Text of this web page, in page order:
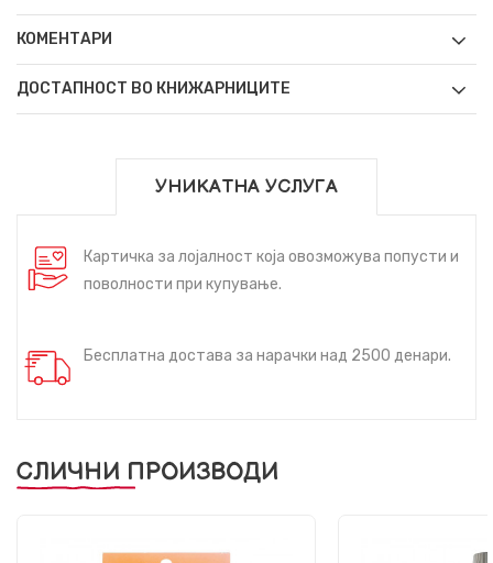
КОМЕНТАРИ
ДОСТАПНОСТ ВО КНИЖАРНИЦИТЕ
УНИКАТНА УСЛУГА
Картичка за лојалност која овозможува попусти и
поволности при купување.
Бесплатна достава за нарачки над 2500 денари.
СЛИЧНИ ПРОИЗВОДИ